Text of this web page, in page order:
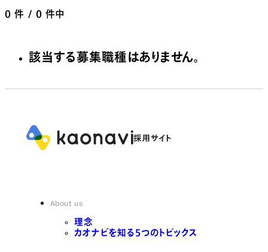
0 件 / 0 件中
該当する募集職種はありません。
About us
理念
カオナビを知る5つのトピックス